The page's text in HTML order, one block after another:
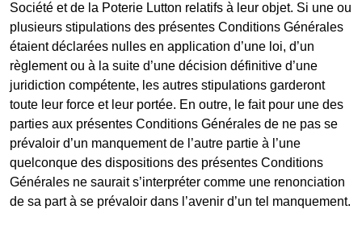
Société et de la Poterie Lutton relatifs à leur objet. Si une ou
plusieurs stipulations des présentes Conditions Générales
étaient déclarées nulles en application d’une loi, d’un
règlement ou à la suite d’une décision définitive d’une
juridiction compétente, les autres stipulations garderont
toute leur force et leur portée. En outre, le fait pour une des
parties aux présentes Conditions Générales de ne pas se
prévaloir d’un manquement de l’autre partie à l’une
quelconque des dispositions des présentes Conditions
Générales ne saurait s’interpréter comme une renonciation
de sa part à se prévaloir dans l’avenir d’un tel manquement.